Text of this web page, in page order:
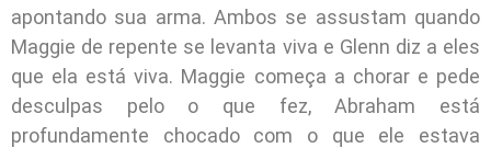
apontando sua arma. Ambos se assustam quando
Maggie de repente se levanta viva e Glenn diz a eles
que ela está viva. Maggie começa a chorar e pede
desculpas pelo o que fez, Abraham está
profundamente chocado com o que ele estava